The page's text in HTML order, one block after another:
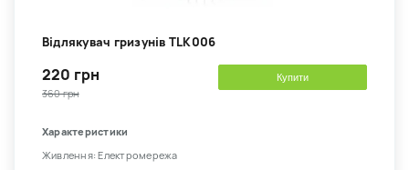
Відлякувач гризунів TLK006
220 грн
360 грн
Купити
Характеристики
Живлення: Електромережа